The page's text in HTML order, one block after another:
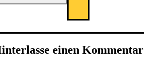
einen Kommentar